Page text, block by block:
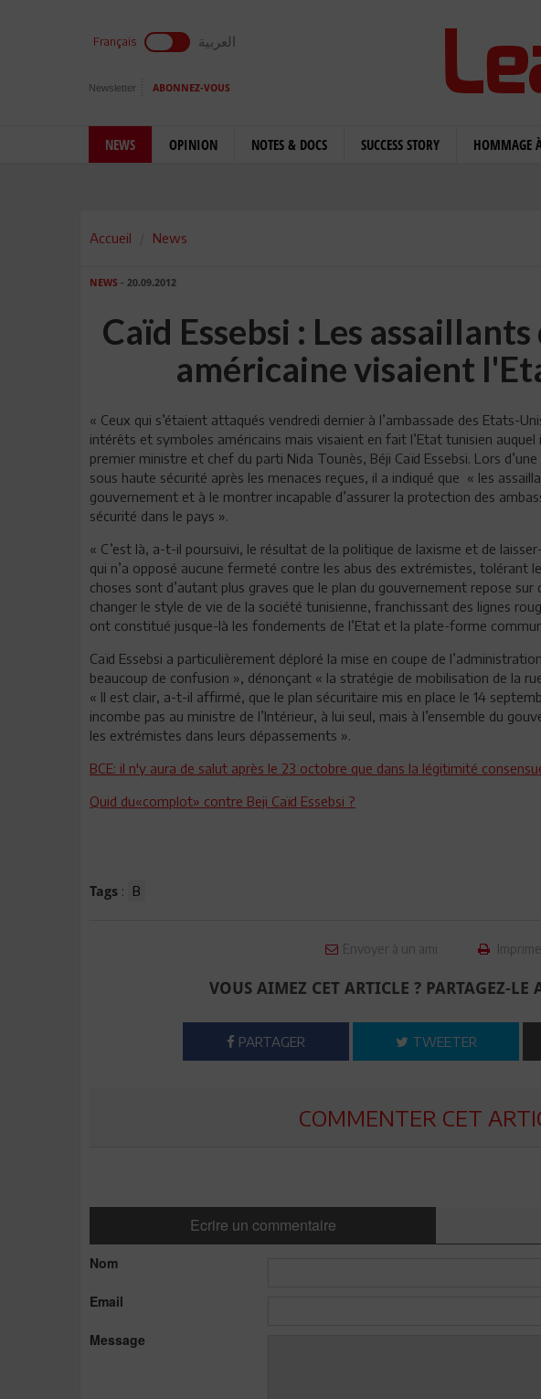
Français العربية
Newsletter ABONNEZ-VOUS
NEWS OPINION NOTES & DOCS SUCCESS STORY HOMMAGE
Accueil News
NEWS - 20.09.2012
Caïd Essebsi : Les
américaine visaient
« Ceux qui s’étaient attaqués vendredi dernier à l’ambassade des Etats-
intérêts et symboles américains mais visaient en fait l’Etat tunisien auquel
premier ministre et chef du parti Nida Tounès, Béji Caïd Essebsi. Lors
sous haute sécurité après les menaces reçues, il a indiqué que « les
gouvernement et à le montrer incapable d’assurer la protection des
sécurité dans le pays ».
« C’est là, a-t-il poursuivi, le résultat de la politique de laxisme et de
qui n’a opposé aucune fermeté contre les abus des extrémistes, tolérant
choses sont d’autant plus graves que le plan du gouvernement repose
changer le style de vie de la société tunisienne, franchissant des lignes
ont constitué jusque-là les fondements de l’Etat et la plate-forme
Caïd Essebsi a particulièrement déploré la mise en coupe de
beaucoup de confusion », dénonçant « la stratégie de mobilisation de la
« Il est clair, a-t-il affirmé, que le plan sécuritaire mis en place le 14
incombe pas au ministre de l’Intérieur, à lui seul, mais à l’ensemble du
les extrémistes dans leurs dépassements ».
BCE: il n'y aura de salut après le 23 octobre que dans la légitimité
Quid du«complot» contre Beji Caïd Essebsi ?
Tags : B
Envoyer à un ami
VOUS AIMEZ CET ARTICLE ? PARTAGEZ-LE
PARTAGER TWEETER
COMMENTER CET
Ecrire un commentaire
Nom
Email
Message